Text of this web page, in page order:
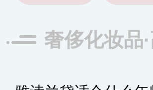
奢侈化妆品